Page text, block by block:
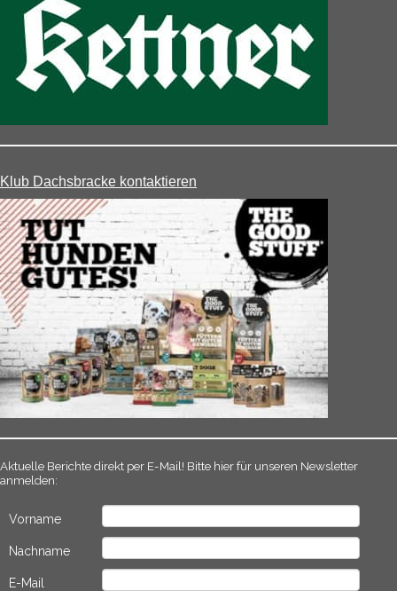
Klub Dachsbracke kontaktieren
Aktuelle Berichte direkt per E-Mail! Bitte hier für unseren Newsletter
anmelden:
Vorname
Nachname
E-Mail